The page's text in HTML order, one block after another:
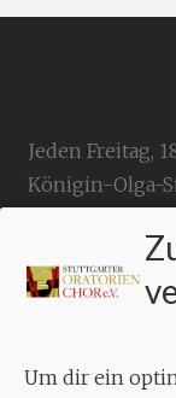
Um dir ein
Jeden Freitag,
Königin-Olga-